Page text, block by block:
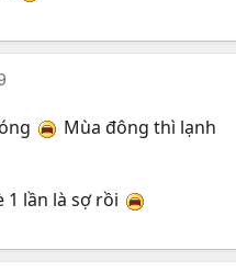
Mùa đông thì lạnh
1 lần là sợ rồi